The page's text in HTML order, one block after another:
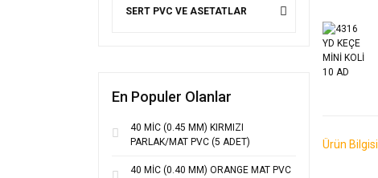
SERT PVC VE ASETATLAR
En Populer Olanlar
40 MİC (0.45 MM) KIRMIZI
PARLAK/MAT PVC (5 ADET)
40 MİC (0.40 MM) ORANGE MAT PVC
Ürün Bilgisi